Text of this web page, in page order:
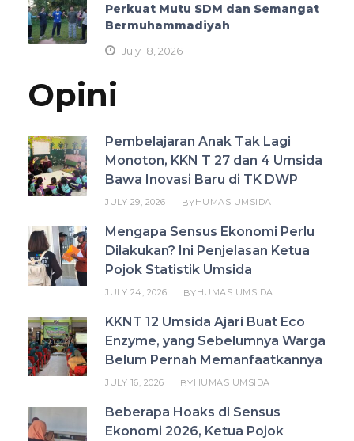
Perkuat Mutu SDM dan Semangat
Bermuhammadiyah
July 18, 2026
Opini
Pembelajaran Anak Tak Lagi
Monoton, KKN T 27 dan 4 Umsida
Bawa Inovasi Baru di TK DWP
JULY 29, 2026 BYHUMAS UMSIDA
Mengapa Sensus Ekonomi Perlu
Dilakukan? Ini Penjelasan Ketua
Pojok Statistik Umsida
JULY 24, 2026 BYHUMAS UMSIDA
KKNT 12 Umsida Ajari Buat Eco
Enzyme, yang Sebelumnya Warga
Belum Pernah Memanfaatkannya
JULY 16, 2026 BYHUMAS UMSIDA
Beberapa Hoaks di Sensus
Ekonomi 2026, Ketua Pojok